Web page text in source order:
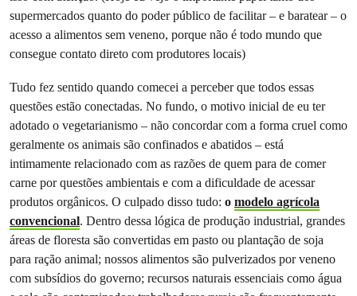
supermercados quanto do poder público de facilitar – e baratear – o
acesso a alimentos sem veneno, porque não é todo mundo que
consegue contato direto com produtores locais)
Tudo fez sentido quando comecei a perceber que todos essas
questões estão conectadas. No fundo, o motivo inicial de eu ter
adotado o vegetarianismo – não concordar com a forma cruel como
geralmente os animais são confinados e abatidos – está
intimamente relacionado com as razões de quem para de comer
carne por questões ambientais e com a dificuldade de acessar
produtos orgânicos. O culpado disso tudo: o modelo agrícola
convencional. Dentro dessa lógica de produção industrial, grandes
áreas de floresta são convertidas em pasto ou plantação de soja
para ração animal; nossos alimentos são pulverizados por veneno
com subsídios do governo; recursos naturais essenciais como água